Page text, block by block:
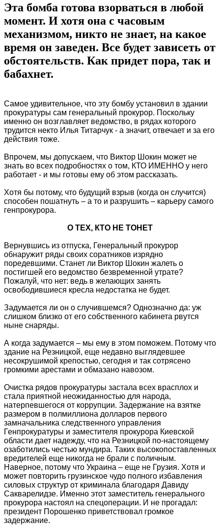
Эта бомба готова взорваться в любой
момент. И хотя она с часовым
механизмом, никто не знает, на какое
время он заведен. Все будет зависеть от
обстоятельств. Как придет пора, так и
бабахнет.
Самое удивительное, что эту бомбу установил в здании
прокуратуры сам генеральный прокурор. Поскольку
именно он возглавляет ведомство, в рядах которого
трудится некто Илья Титарчук - а значит, отвечает и за его
действия тоже.
Впрочем, мы допускаем, что Виктор Шокин может не
знать во всех подробностях о том, КТО ИМЕННО у него
работает - и мы готовы ему об этом рассказать.
Хотя бы потому, что будущий взрыв (когда он случится)
способен пошатнуть – а то и разрушить – карьеру самого
генпрокурора.
О ТЕХ, КТО НЕ ТОНЕТ
Вернувшись из отпуска, Генеральный прокурор
обнаружит ряды своих соратников изрядно
поредевшими. Станет ли Виктор Шокин жалеть о
постигшей его ведомство безвременной утрате?
Пожалуй, что нет: ведь в желающих занять
освободившиеся кресла недостатка не будет.
Задумается ли он о случившемся? Однозначно да: уж
слишком близко от его собственного кабинета рвутся
ныне снаряды.
А когда задумается – мы ему в этом поможем. Потому что
здание на Резницкой, еще недавно выглядевшее
несокрушимой крепостью, сегодня и так сотрясено
громкими арестами и обмазано навозом.
Очистка рядов прокуратуры застала всех врасплох и
стала приятной неожиданностью для народа,
натерпевшегося от коррупции. Задержание на взятке
размером в полмиллиона долларов первого
замначальника следственного управления
Генпрокуратуры и заместителя прокурора Киевской
области дает надежду, что на Резницкой по-настоящему
озаботились честью мундира. Таких высокопоставленных
вредителей еще никогда не брали с поличным.
Наверное, потому что Украина – еще не Грузия. Хотя и
может повторить грузинское чудо полного избавления
силовых структур от криминала благодаря Давиду
Сакварелидзе. Именно этот заместитель генерального
прокурора настоял на спецоперации. И не прогадал:
президент Порошенко приветствовал громкое
задержание.